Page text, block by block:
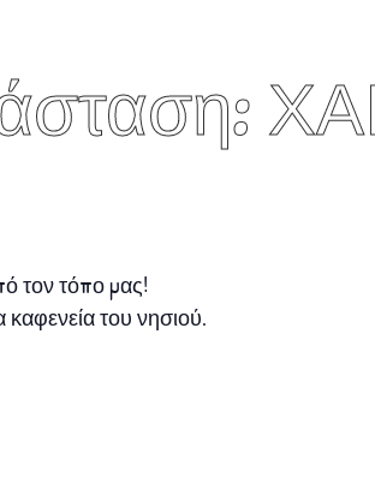
τον τόπο μας!
του νησιού.